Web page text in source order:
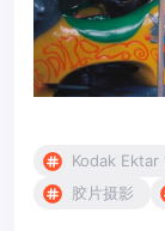
Kodak Ektar
胶片摄影